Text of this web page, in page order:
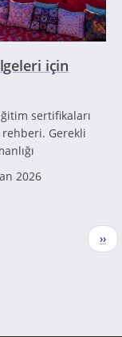
için
sertifikaları
Gerekli
2026
››